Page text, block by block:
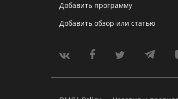
Добавить программу
Добавить обзор или статью